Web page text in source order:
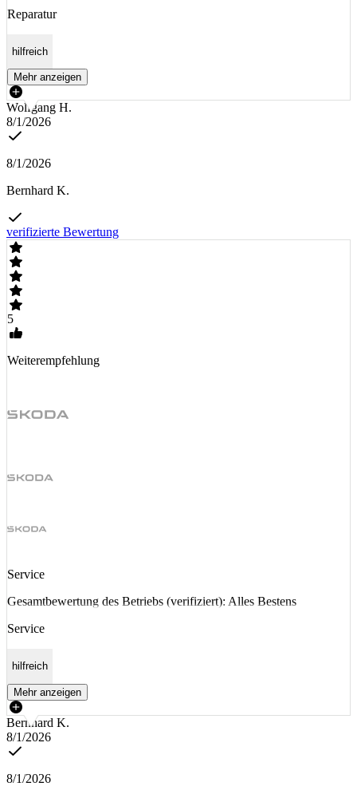
Reparatur
hilfreich
Mehr anzeigen
Wolfgang H.
8/1/2026
8/1/2026
Bernhard K.
verifizierte Bewertung
5
Weiterempfehlung
Service
Gesamtbewertung des Betriebs (verifiziert): Alles Bestens
Service
hilfreich
Mehr anzeigen
Bernhard K.
8/1/2026
8/1/2026